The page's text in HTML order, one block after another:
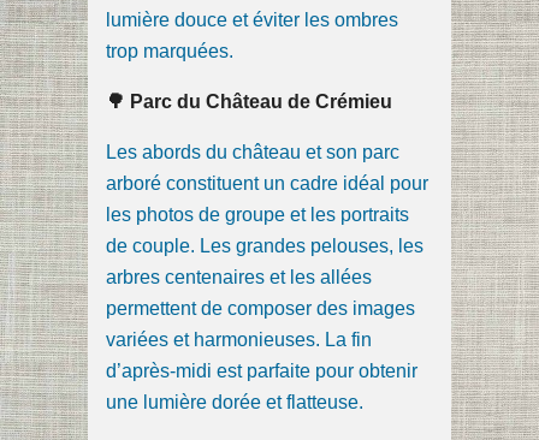
lumière douce et éviter les ombres
trop marquées.
🌳 Parc du Château de Crémieu
Les abords du château et son parc
arboré constituent un cadre idéal pour
les photos de groupe et les portraits
de couple. Les grandes pelouses, les
arbres centenaires et les allées
permettent de composer des images
variées et harmonieuses. La fin
d’après-midi est parfaite pour obtenir
une lumière dorée et flatteuse.